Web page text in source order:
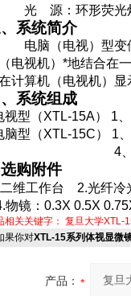
光
源：环形荧光
系统简介
电脑（电视）型
（电视机）*地结合在
计算机（电视机） 显
、系统组成
视型 （XTL-15A） 1
脑型 （XTL-15C） 1
4
购附件
二维工作台 2.光纤冷
物镜： 0.3X 0.5X
相关关键字： 复旦大学XTL-
果你对XTL-15系列体视显微
产品：